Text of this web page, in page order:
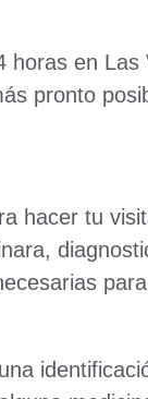
horas en Las
pronto
hacer tu